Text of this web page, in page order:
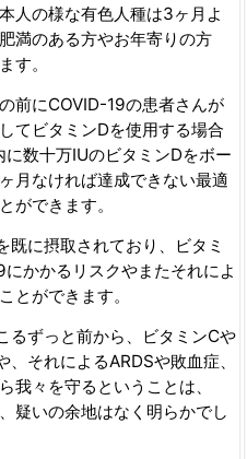
人の様な有色人種は3ヶ月よ
満のある方やお年寄りの方
す。
前にCOVID-19の患者さんが
てビタミンDを使用する場合
数十万IUのビタミンDをボー
月なければ達成できない最適
ができます。
既に摂取されており、ビタミ
かかるリスクやまたそれによ
とができます。
るずっと前から、ビタミンCや
それによるARDSや敗血症、
我々を守るということは、
疑いの余地はなく明らかでし